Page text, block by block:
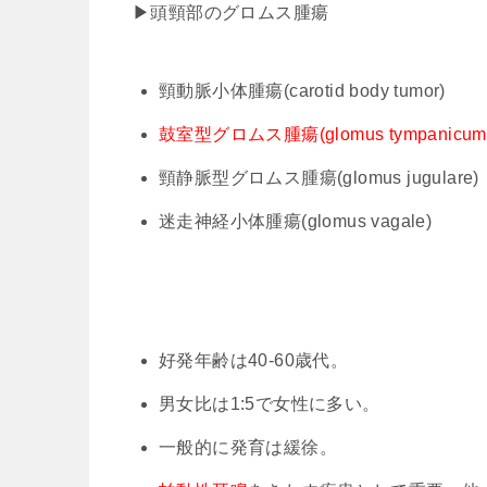
▶︎頭頸部のグロムス腫瘍
頸動脈小体腫瘍(carotid body tumor)
鼓室型グロムス腫瘍(glomus
頸静脈型グロムス腫瘍(glomus jugulare)
迷走神経小体腫瘍(glomus vagale)
好発年齢は40-60歳代。
男女比は1:5で女性に多い。
一般的に発育は緩徐。